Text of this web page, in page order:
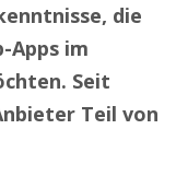
die
Apps im
Seit
Teil von